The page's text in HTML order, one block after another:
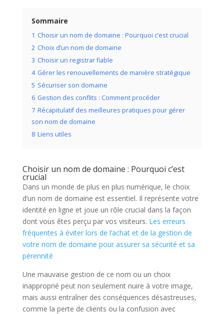
Sommaire
1 Choisir un nom de domaine : Pourquoi c’est crucial
2 Choix d’un nom de domaine
3 Choisir un registrar fiable
4 Gérer les renouvellements de manière stratégique
5 Sécuriser son domaine
6 Gestion des conflits : Comment procéder
7 Récapitulatif des meilleures pratiques pour gérer
son nom de domaine
8 Liens utiles
Choisir un nom de domaine : Pourquoi c’est
crucial
Dans un monde de plus en plus numérique, le choix
d’un nom de domaine est essentiel. Il représente votre
identité en ligne et joue un rôle crucial dans la façon
dont vous êtes perçu par vos visiteurs. Les erreurs
fréquentes à éviter lors de l’achat et de la gestion de
votre nom de domaine pour assurer sa sécurité et sa
pérennité
Une mauvaise gestion de ce nom ou un choix
inapproprié peut non seulement nuire à votre image,
mais aussi entraîner des conséquences désastreuses,
comme la perte de clients ou la confusion avec